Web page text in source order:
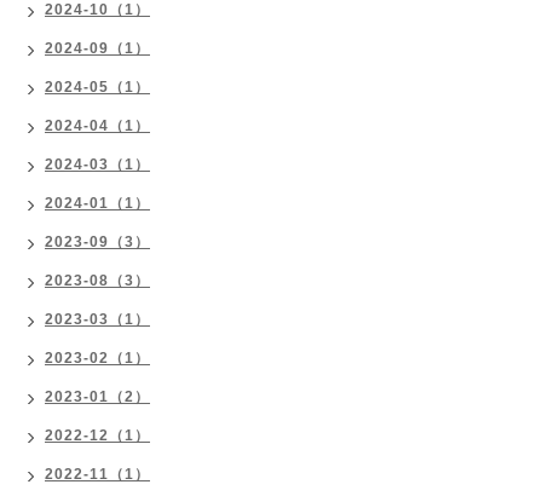
2024-10（1）
2024-09（1）
2024-05（1）
2024-04（1）
2024-03（1）
2024-01（1）
2023-09（3）
2023-08（3）
2023-03（1）
2023-02（1）
2023-01（2）
2022-12（1）
2022-11（1）